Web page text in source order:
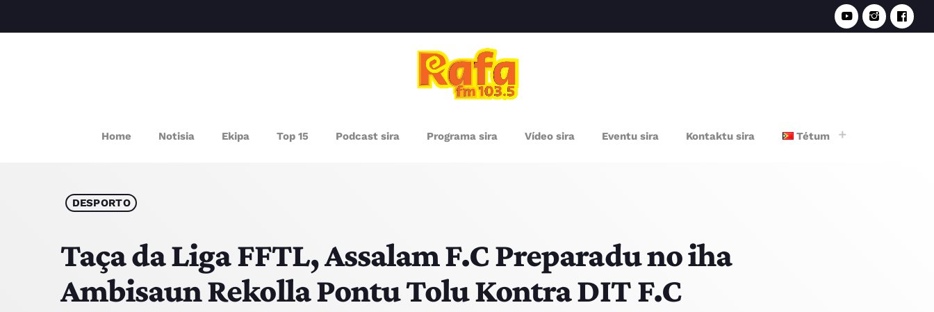
Home Notisia Ekipa Top 15 Podcast sira Programa sira Vídeo sira Eventu sira Kontaktu sira Tétum
DESPORTO
Taça da Liga FFTL, Assalam F.C Preparadu no iha
Ambisaun Rekolla Pontu Tolu Kontra DIT F.C